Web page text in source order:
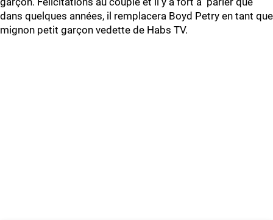
dans quelques années, il remplacera Boyd Petry en tant que
mignon petit garçon vedette de Habs TV.